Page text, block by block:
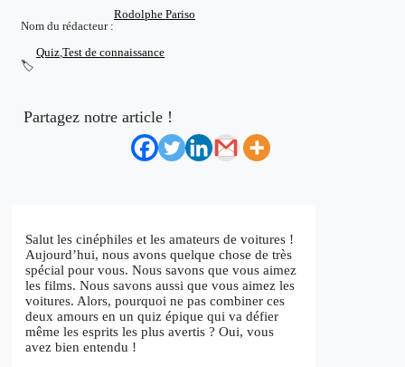
Nom du rédacteur :
Rodolphe Pariso
🏷️
Quiz Test de connaissance
Partagez notre article !
Salut les cinéphiles et les amateurs de voitures !
Aujourd’hui, nous avons quelque chose de très
spécial pour vous. Nous savons que vous aimez
les films. Nous savons aussi que vous aimez les
voitures. Alors, pourquoi ne pas combiner ces
deux amours en un quiz épique qui va défier
même les esprits les plus avertis ? Oui, vous
avez bien entendu !